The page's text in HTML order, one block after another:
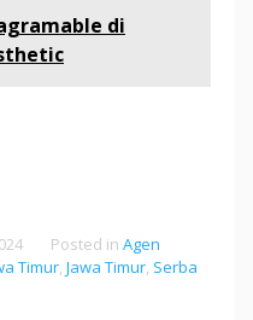
di
Posted in Agen
Timur, Jawa Timur, Serba